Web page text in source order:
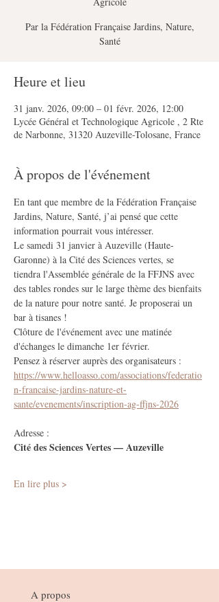
Par la Fédération Française Jardins, Nature,
Santé
Heure et lieu
31 janv. 2026, 09:00 – 01 févr. 2026, 12:00
Lycée Général et Technologique Agricole , 2 Rte
de Narbonne, 31320 Auzeville-Tolosane, France
À propos de l'événement
En tant que membre de la Fédération Française
Jardins, Nature, Santé, j’ai pensé que cette
information pourrait vous intéresser.
Le samedi 31 janvier à Auzeville (Haute-
Garonne) à la Cité des Sciences vertes, se
tiendra l'Assemblée générale de la FFJNS avec
des tables rondes sur le large thème des bienfaits
de la nature pour notre santé. Je proposerai un
bar à tisanes !
Clôture de l'événement avec une matinée
d'échanges le dimanche 1er février.
Pensez à réserver auprès des organisateurs :
https://www.helloasso.com/associations/federatio
n-francaise-jardins-nature-et-
sante/evenements/inscription-ag-ffjns-2026
Adresse :
Cité des Sciences Vertes — Auzeville
En lire plus >
A propos